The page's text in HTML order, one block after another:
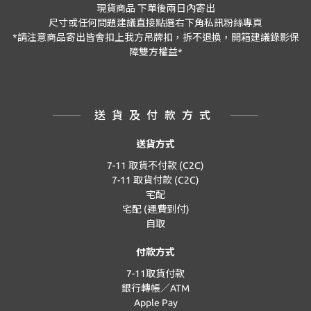
現貨商品 下單後兩日內寄出
尺寸或任何問題建議直接點選右下角私訊粉絲專頁
*請注意商品寄出皆會扣上我方吊牌扣，拆不退換，開箱建議錄影保
障雙方權益*
送貨及付款方式
送貨方式
7-11 取貨不付款 (C2C)
7-11 取貨付款 (C2C)
宅配
宅配 (運費到付)
自取
付款方式
7-11取貨付款
銀行轉帳／ATM
Apple Pay